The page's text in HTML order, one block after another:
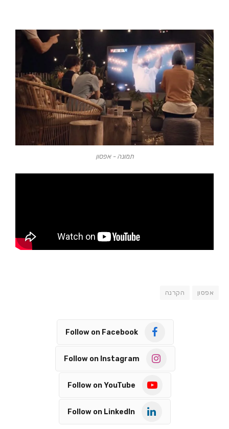
תמונה - אפסון
אפסון הקרנה
Follow on Facebook
Follow on Instagram
Follow on YouTube
Follow on LinkedIn